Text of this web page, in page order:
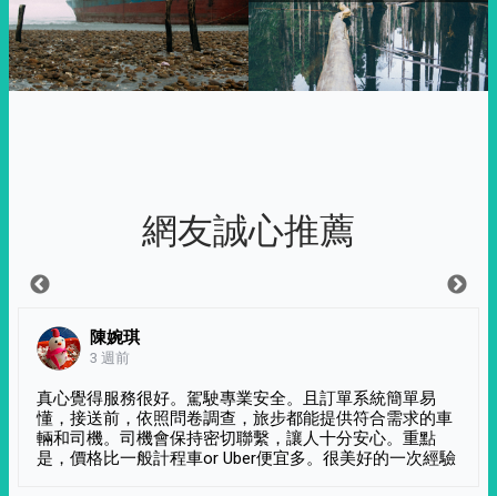
網友誠心推薦
陳婉琪
3 週前
真心覺得服務很好。駕駛專業安全。且訂單系統簡單易
懂，接送前，依照問卷調查，旅步都能提供符合需求的車
輛和司機。司機會保持密切聯繫，讓人十分安心。重點
是，價格比一般計程車or Uber便宜多。很美好的一次經驗